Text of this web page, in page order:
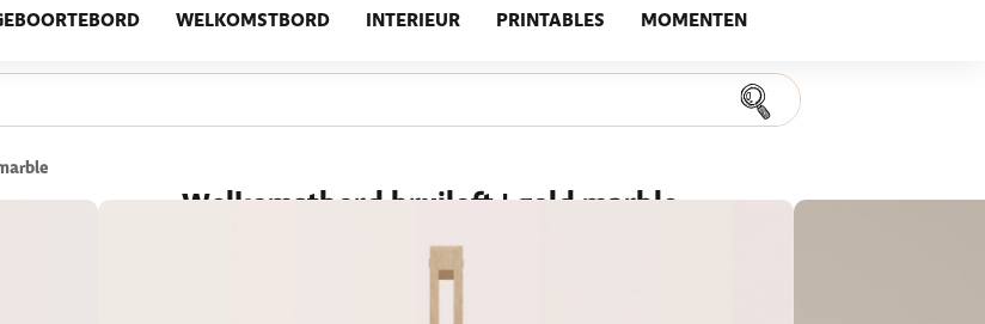
WELKOMSTBORD INTERIEUR PRINTABLES MOMENTEN
Welkomstbord bruiloft | gold marble
800+ tevreden klanten